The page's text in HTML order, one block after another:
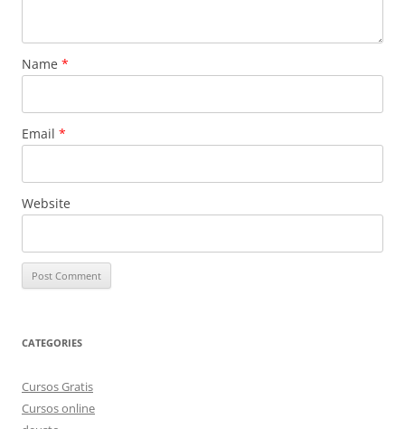
Name *
Email *
Website
CATEGORIES
Cursos Gratis
Cursos online